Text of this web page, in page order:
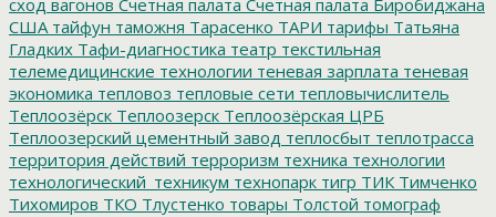
США тайфун таможня Тарасенко ТАРИ тарифы Татьяна
Гладких Тафи-диагностика театр текстильная
телемедицинские технологии теневая зарплата теневая
экономика тепловоз тепловые сети тепловычислитель
Теплоозёрск Теплоозерск Теплоозёрская ЦРБ
Теплоозерский цементный завод теплосбыт теплотрасса
территория действий терроризм техника технологии
технологический_техникум технопарк тигр ТИК Тимченко
Тихомиров ТКО Тлустенко товары Толстой томограф